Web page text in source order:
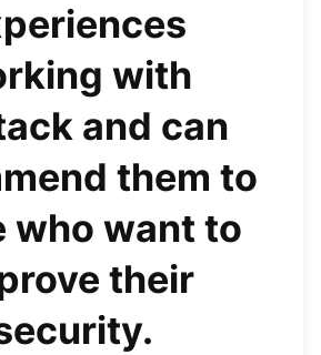
with
and can
them to
who want to
their